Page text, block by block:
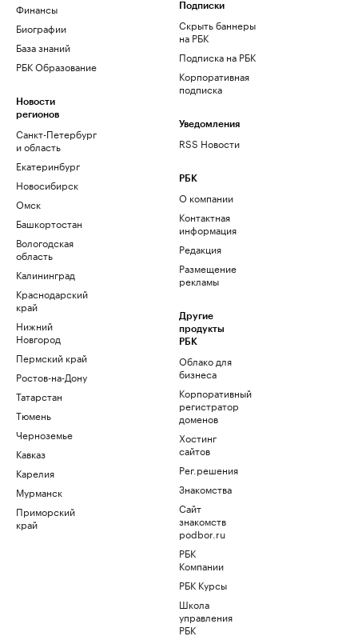
Финансы
Биографии
База знаний
РБК Образование
Новости
регионов
Санкт-Петербург
и область
Екатеринбург
Новосибирск
Омск
Башкортостан
Вологодская
область
Калининград
Краснодарский
край
Нижний
Новгород
Пермский край
Ростов-на-Дону
Татарстан
Тюмень
Черноземье
Кавказ
Карелия
Мурманск
Приморский
край
Подписки
Скрыть баннеры
на РБК
Подписка на РБК
Корпоративная
подписка
Уведомления
RSS Новости
РБК
О компании
Контактная
информация
Редакция
Размещение
рекламы
Другие
продукты
РБК
Облако для
бизнеса
Корпоративный
регистратор
доменов
Хостинг
сайтов
Рег.решения
Знакомства
Сайт
знакомств
podbor.ru
РБК
Компании
РБК Курсы
Школа
управления
РБК